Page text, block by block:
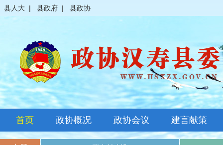
县人大 | 县政府 | 县政协
首页 政协概况 政协会议
全体会议
建言献策